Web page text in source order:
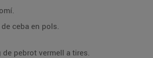
de ceba en pols.
de pebrot vermell a tires.